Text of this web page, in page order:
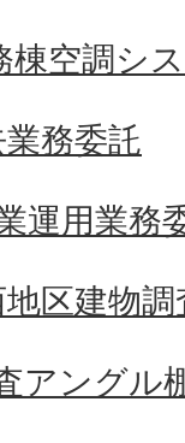
空調シ
務委託
運用業務
区建物
アングル